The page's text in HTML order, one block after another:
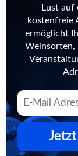
Lust auf
kostenfreie
ermöglicht
Weinsorten,